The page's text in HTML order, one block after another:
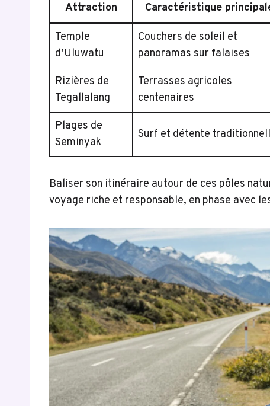
Attraction Caractéristique
Temple
d’Uluwatu
Couchers de soleil et
panoramas sur falaises
Rizières de
Tegallalang
Terrasses agricoles
centenaires
Plages de
Seminyak
Surf et détente
Baliser son itinéraire autour de ces pôles
voyage riche et responsable, en phase avec